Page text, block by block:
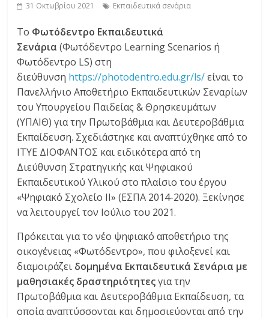
31 Οκτωβρίου 2021 Εκπαιδευτικά σενάρια
Το Φωτόδεντρο Εκπαιδευτικά
Σενάρια (Φωτόδεντρο Learning Scenarios ή
Φωτόδεντρο LS) στη
διεύθυνση https://photodentro.edu.gr/ls/είναι το
Πανελλήνιο Αποθετήριο Εκπαιδευτικών Σεναρίων
του Υπουργείου Παιδείας & Θρησκευμάτων
(ΥΠΑΙΘ) για την Πρωτοβάθμια και Δευτεροβάθμια
Εκπαίδευση. Σχεδιάστηκε και αναπτύχθηκε από το
ΙΤΥΕ ΔΙΟΦΑΝΤΟΣ και ειδικότερα από τη
Διεύθυνση Στρατηγικής και Ψηφιακού
Εκπαιδευτικού Υλικού στο πλαίσιο του έργου
«Ψηφιακό Σχολείο ΙΙ» (ΕΣΠΑ 2014-2020). Ξεκίνησε
να λειτουργεί τον Ιούλιο του 2021.
Πρόκειται για το νέο ψηφιακό αποθετήριο της
οικογένειας «Φωτόδεντρο», που φιλοξενεί και
διαμοιράζει δομημένα Εκπαιδευτικά Σενάρια με
μαθησιακές δραστηριότητεςγια την
Πρωτοβάθμια και Δευτεροβάθμια Εκπαίδευση, τα
οποία αναπτύσσονται και δημοσιεύονται από την